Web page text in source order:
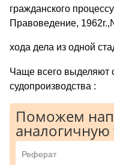
гражданского
Правоведение,
хода дела из одной
Чаще всего выделяют
судопроизводства :
Поможем
аналогичную
Реферат